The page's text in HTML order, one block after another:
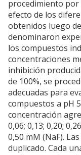
procedimiento por
efecto de los
obtenidos luego
denominaron
los compuestos
concentraciones
inhibición
de 100%, se
adecuadas para
compuestos a pH
concentración
0,06; 0,13; 0,20;
0,50 mM (NaF).
duplicado. Cada